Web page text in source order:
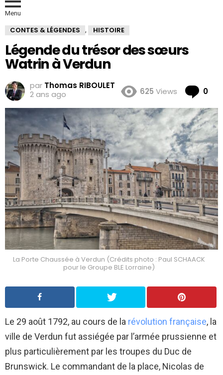
Menu
CONTES & LÉGENDES , HISTOIRE
Légende du trésor des sœurs
Watrin à Verdun
par Thomas RIBOULET
2 ans ago
625 Views 0
La Porte Chaussée à Verdun (Crédits photo : Paul SCHAACK
pour le Groupe BLE Lorraine)
Le 29 août 1792, au cours de la révolution française, la
ville de Verdun fut assiégée par l’armée prussienne et
plus particulièrement par les troupes du Duc de
Brunswick. Le commandant de la place, Nicolas de